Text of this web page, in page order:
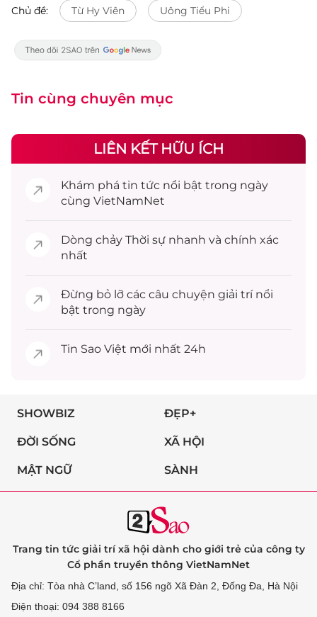
Chủ đề: Từ Hy Viên Uông Tiểu Phi
Tin cùng chuyên mục
LIÊN KẾT HỮU ÍCH
Khám phá tin tức nổi bật trong ngày
cùng VietNamNet
Dòng chảy Thời sự nhanh và chính xác
nhất
Đừng bỏ lỡ các câu chuyện giải trínổi
bật trong ngày
Tin Sao Việt mới nhất 24h
SHOWBIZ ĐẸP+
ĐỜI SỐNG XÃ HỘI
MẬT NGỮ SÀNH
Trang tin tức giải trí xã hội dành cho giới trẻ của công ty
Cổ phần truyền thông VietNamNet
Địa chỉ: Tòa nhà C’land, số 156 ngõ Xã Đàn 2, Đống Đa, Hà Nội
Điện thoại: 094 388 8166